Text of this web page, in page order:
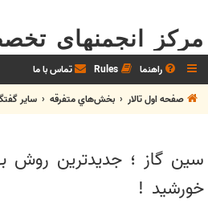
مرکز انجمنهای
راهنما Rules تماس با ما
صفحه اول تالار
بخش‌‌هاي متفرقه ساير
سین گاز ؛ جدیدترین روش
خورشید !